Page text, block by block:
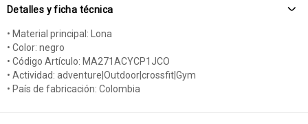
Detalles y ficha técnica
• Material principal: Lona
• Color: negro
• Código Artículo: MA271ACYCP1JCO
• Actividad: adventure|Outdoor|crossfit|Gym
• País de fabricación: Colombia